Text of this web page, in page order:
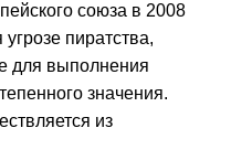
союза в 2008
пиратства,
для выполнения
значения.
из